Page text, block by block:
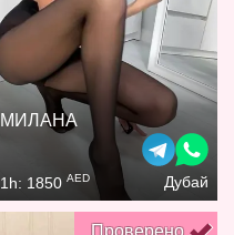
МИЛАНА
1h: 1850 AED Дубай
Проверено